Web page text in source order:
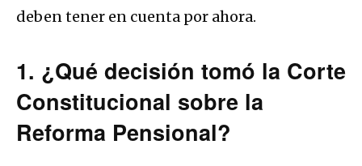
deben tener en cuenta por ahora.
1. ¿Qué decisión tomó la Corte
Constitucional sobre la
Reforma Pensional?